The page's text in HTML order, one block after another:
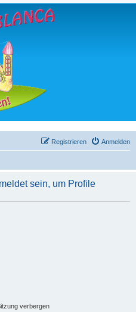
Anmelden
Registrieren
sein, um Profile
verbergen